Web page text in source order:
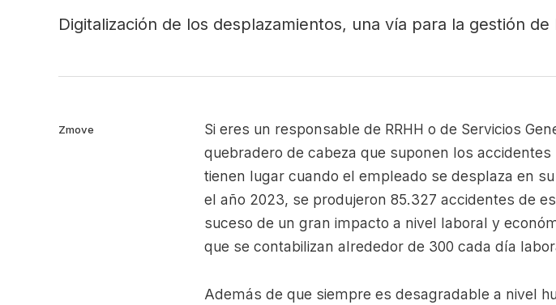
Digitalización de los desplazamientos, una vía para la gestión
Zmove
Si eres un responsable de RRHH o de Servicios
quebradero de cabeza que suponen los
tienen lugar cuando el empleado se desplaza en
el año 2023, se produjeron 85.327 accidentes de
suceso de un gran impacto a nivel laboral y
que se contabilizan alrededor de 300 cada día
Además de que siempre es desagradable a nivel